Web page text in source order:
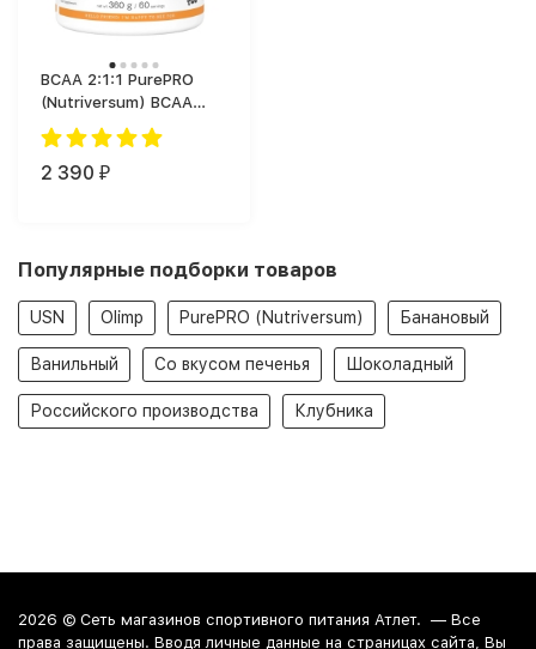
BCAA 2:1:1 PurePRO
(Nutriversum) BCAA
(360 г)
2 390 ₽
Популярные подборки товаров
USN Olimp PurePRO (Nutriversum) Банановый
Ванильный Со вкусом печенья Шоколадный
Российского производства Клубника
2026 © Сеть магазинов спортивного питания Атлет. — Все
права защищены. Вводя личные данные на страницах сайта, Вы